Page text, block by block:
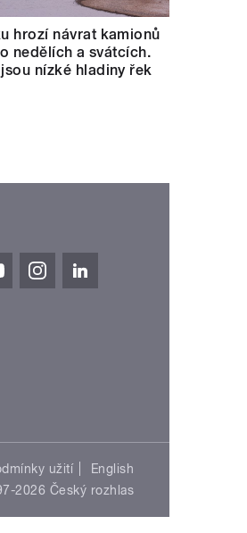
hrozí návrat kamionů
nedělích a svátcích.
nízké hladiny řek
užití
English
2026 Český rozhlas